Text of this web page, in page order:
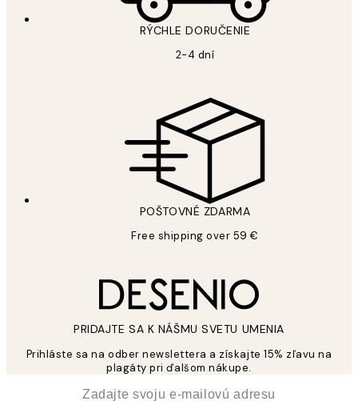
RÝCHLE DORUČENIE
2-4 dní
POŠTOVNÉ ZDARMA
Free shipping over 59 €
PRIDAJTE SA K NÁŠMU SVETU UMENIA
Prihláste sa na odber newslettera a získajte 15% zľavu na
plagáty pri ďalšom nákupe.